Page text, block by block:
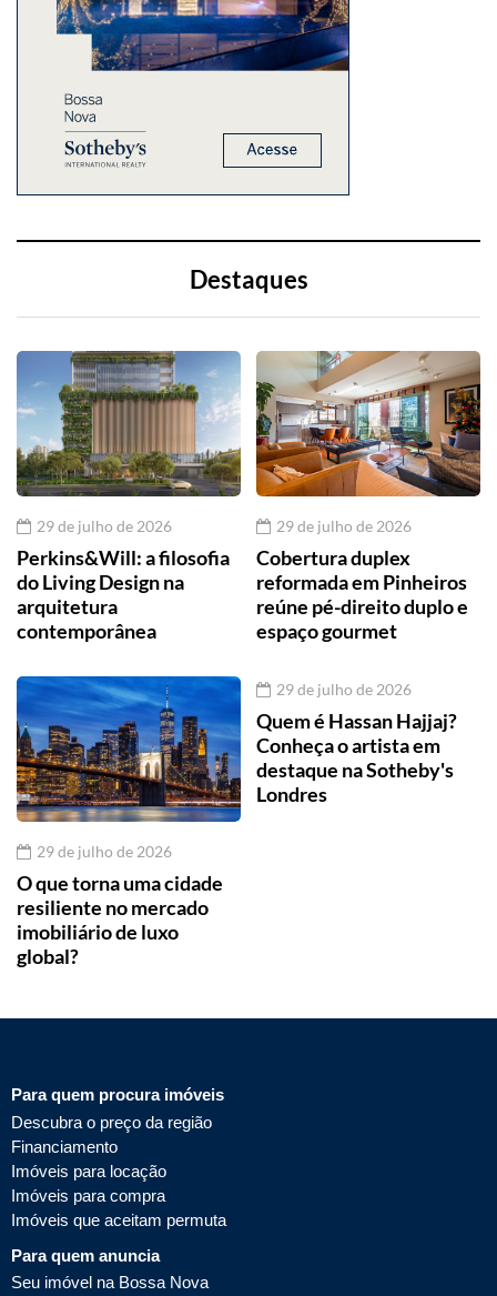
Destaques
29 de julho de 2026
Perkins&Will: a filosofia
do Living Design na
arquitetura
contemporânea
29 de julho de 2026
Cobertura duplex
reformada em Pinheiros
reúne pé-direito duplo e
espaço gourmet
29 de julho de 2026
O que torna uma cidade
resiliente no mercado
imobiliário de luxo
global?
29 de julho de 2026
Quem é Hassan Hajjaj?
Conheça o artista em
destaque na Sotheby's
Londres
Para quem procura imóveis
Descubra o preço da região
Financiamento
Imóveis para locação
Imóveis para compra
Imóveis que aceitam permuta
Para quem anuncia
Seu imóvel na Bossa Nova